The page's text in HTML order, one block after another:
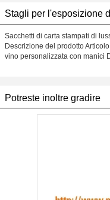
Stagli per l'esposizione
Sacchetti di carta stampati di
Descrizione del prodotto
vino personalizzata con manici
Potreste inoltre gradire